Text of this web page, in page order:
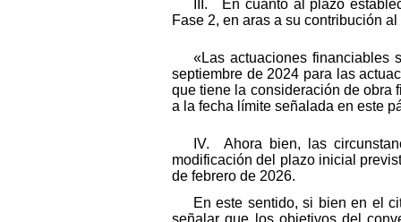
III. En cuanto al plazo
Fase 2, en aras a su contribución
«Las actuaciones financiables
septiembre de 2024 para las
que tiene la consideración de obra
a la fecha límite señalada en este
IV. Ahora bien, las
modificación del plazo inicial
de febrero de 2026.
En este sentido, si bien en el